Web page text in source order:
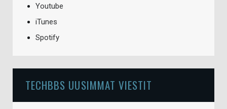
Youtube
iTunes
Spotify
TECHBBS UUSIMMAT VIESTIT